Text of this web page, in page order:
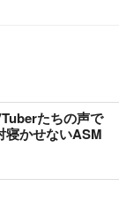
たちの声で
かせないASM